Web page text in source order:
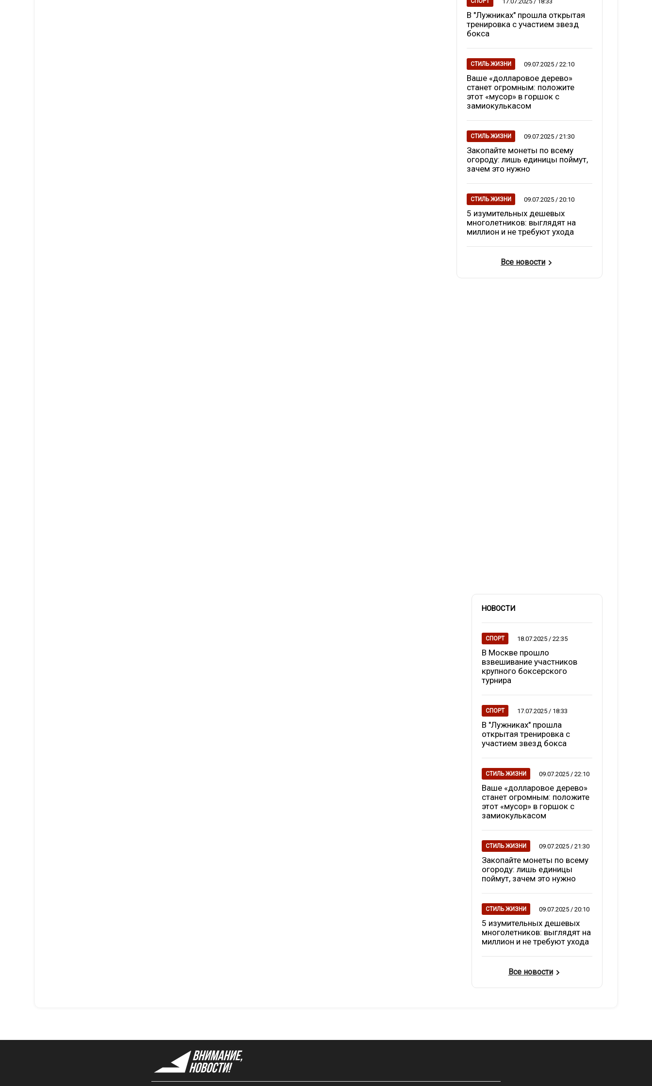
В "Лужниках" прошла открытая
тренировка с участием звезд
бокса
СТИЛЬ ЖИЗНИ 09.07.2025 / 22:10
Ваше «долларовое дерево»
станет огромным: положите
этот «мусор» в горшок с
замиокулькасом
СТИЛЬ ЖИЗНИ 09.07.2025 / 21:30
Закопайте монеты по всему
огороду: лишь единицы поймут,
зачем это нужно
СТИЛЬ ЖИЗНИ 09.07.2025 / 20:10
5 изумительных дешевых
многолетников: выглядят на
миллион и не требуют ухода
Все новости
НОВОСТИ
СПОРТ 18.07.2025 / 22:35
В Москве прошло
взвешивание участников
крупного боксерского
турнира
СПОРТ 17.07.2025 / 18:33
В "Лужниках" прошла
открытая тренировка с
участием звезд бокса
СТИЛЬ ЖИЗНИ 09.07.2025 / 22:10
Ваше «долларовое дерево»
станет огромным: положите
этот «мусор» в горшок с
замиокулькасом
СТИЛЬ ЖИЗНИ 09.07.2025 / 21:30
Закопайте монеты по всему
огороду: лишь единицы
поймут, зачем это нужно
СТИЛЬ ЖИЗНИ 09.07.2025 / 20:10
5 изумительных дешевых
многолетников: выглядят на
миллион и не требуют ухода
Все новости